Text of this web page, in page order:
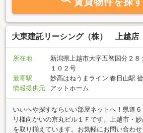
大東建託リーシング（株） 上越店
所在地
新潟県上越市大字五智国分２
１０２号
最寄駅
妙高はねうまライン 春日山駅
情報提供元
アットホーム
いいへや探すならいい部屋ネットへ！県道
リ様向かいの京丸ビル１Ｆです。上越市・
を取り揃えています。お気軽にお問い合わせ